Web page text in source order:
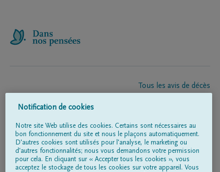
Tous les avis de décès
Entrepreneur de pompes funèbres
Suivez-nous sur
Notification de cookies
Notre site Web utilise des cookies. Certains sont nécessaires au
bon fonctionnement du site et nous le plaçons automatiquement.
D'autres cookies sont utilisés pour l'analyse, le marketing ou
d'autres fonctionnalités; nous vous demandons votre permission
pour cela. En cliquant sur « Accepter tous les cookies », vous
acceptez le stockage de tous les cookies sur votre appareil. Vous